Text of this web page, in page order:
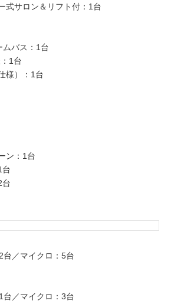
式サロン＆リフト付：1台
ムバス：1台
1台
様）：1台
ン：1台
台
台
台／マイクロ：5台
台／マイクロ：3台